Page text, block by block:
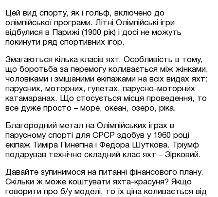
Цей вид спорту, як і гольф, включено до
олімпійської програми. Літні Олімпійські ігри
відбулися в Парижі (1900 рік) і досі не можуть
покинути ряд спортивних ігор.
Змагаються кілька класів яхт. Особливість в тому,
що боротьба за перемогу коливається між жінками,
чоловіками і змішаними екіпажами на всіх видах яхт:
парусних, моторних, гулетах, парусно-моторних
катамаранах. Що стосується місця проведення, то
все дуже просто – море, океан, озеро, ріка.
Благородний метал на Олімпійських іграх в
парусному спорті для СРСР здобув у 1960 році
екіпаж Тиміра Пинегіна і Федора Шуткова. Тріумф
подарував технічно складний клас яхт – Зірковий.
Давайте зупинимося на питанні фінансового плану.
Скільки ж може коштувати яхта-красуня? Якщо
говорити про б/у моделі, то їх ціна коливається від